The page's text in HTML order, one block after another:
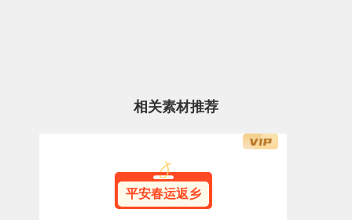
相关素材推荐
平安春运返乡